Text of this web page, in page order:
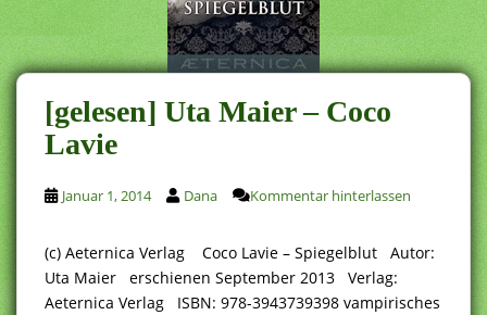
[gelesen] Uta Maier – Coco
Lavie
Januar 1, 2014 Dana Kommentar hinterlassen
(c) Aeternica Verlag Coco Lavie – Spiegelblut Autor:
Uta Maier erschienen September 2013 Verlag:
Aeternica Verlag ISBN: 978-3943739398 vampirisches